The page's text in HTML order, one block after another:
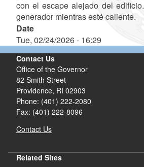
con el escape alejado del edificio.
generador mientras esté caliente.
Date
Tue, 02/24/2026 - 16:29
Contact Us
Office of the Governor
82 Smith Street
Providence, RI 02903
Phone: (401) 222-2080
Fax: (401) 222-8096
Contact Us
Related Sites